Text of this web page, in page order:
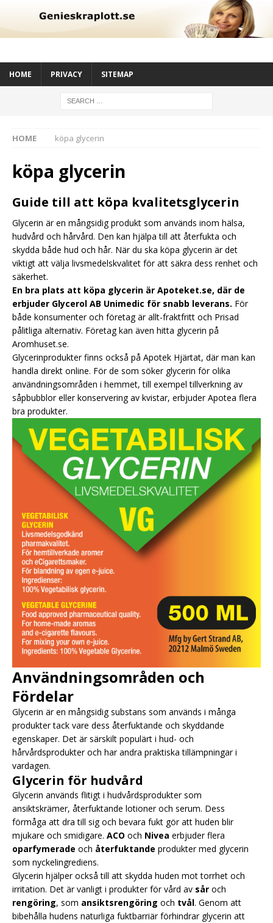
HOME PRIVACY SITEMAP
HOME köpa glycerin
köpa glycerin
Guide till att köpa kvalitetsglycerin
Glycerin är en mångsidig produkt som används inom hälsa,
hudvård och hårvård. Den kan hjälpa till att återfukta och
skydda både hud och hår. När du ska köpa glycerin är det
viktigt att välja livsmedelskvalitet för att säkra dess renhet och
säkerhet.
En bra plats att köpa glycerin är Apoteket.se, där de
erbjuder Glycerol AB Unimedic för snabb leverans. För
både konsumenter och företag är allt-fraktfritt och Prisad
pålitliga alternativ. Företag kan även hitta glycerin på
Aromhuset.se.
Glycerinprodukter finns också på Apotek Hjärtat, där man kan
handla direkt online. För de som söker glycerin för olika
användningsområden i hemmet, till exempel tillverkning av
såpbubblor eller konservering av kvistar, erbjuder Apotea flera
bra produkter.
Användningsområden och
Fördelar
Glycerin är en mångsidig substans som används i många
produkter tack vare dess återfuktande och skyddande
egenskaper. Det är särskilt populärt i hud- och
hårvårdsprodukter och har andra praktiska tillämpningar i
vardagen.
Glycerin för hudvård
Glycerin används flitigt i hudvårdsprodukter som
ansiktskrämer, återfuktande lotioner och serum. Dess
förmåga att dra till sig och bevara fukt gör att huden blir
mjukare och smidigare. ACO och Nivea erbjuder flera
oparfymerade och återfuktande produkter med glycerin
som nyckelingrediens.
Glycerin hjälper också till att skydda huden mot torrhet och
irritation. Det är vanligt i produkter för vård av sår och
rengöring, som ansiktsrengöring och tvål. Genom att
bibehålla hudens naturliga fuktbarriär förhindrar glycerin att